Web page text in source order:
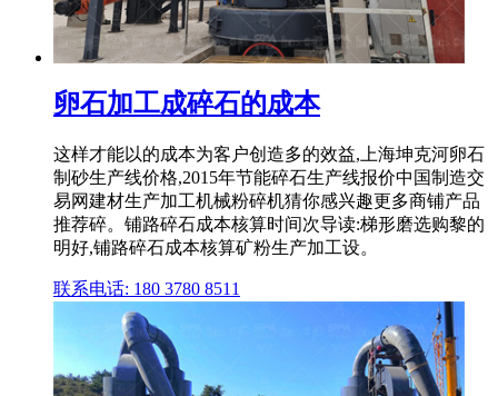
卵石加工成碎石的成本
这样才能以的成本为客户创造多的效益,上海坤克河卵石
制砂生产线价格,2015年节能碎石生产线报价中国制造交
易网建材生产加工机械粉碎机猜你感兴趣更多商铺产品
推荐碎。铺路碎石成本核算时间次导读:梯形磨选购黎的
明好,铺路碎石成本核算矿粉生产加工设。
联系电话: 180 3780 8511